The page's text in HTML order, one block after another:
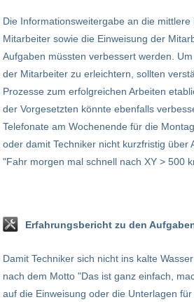
Die Informationsweitergabe an die
Mitarbeiter sowie die Einweisung der
Aufgaben müssten verbessert werden.
der Mitarbeiter zu erleichtern, sollten
Prozesse zum erfolgreichen Arbeiten
der Vorgesetzten könnte ebenfalls
Telefonate am Wochenende für die
oder damit Techniker nicht kurzfristig über
"Fahr morgen mal schnell nach XY > 500
Erfahrungsbericht zu den
Damit Techniker sich nicht ins kalte
nach dem Motto "Das ist ganz einfach,
auf die Einweisung oder die Unterlagen